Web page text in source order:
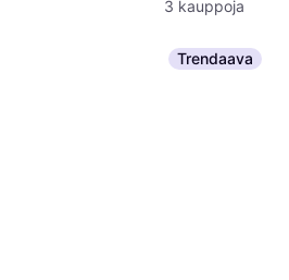
3 kauppoja
Trendaava